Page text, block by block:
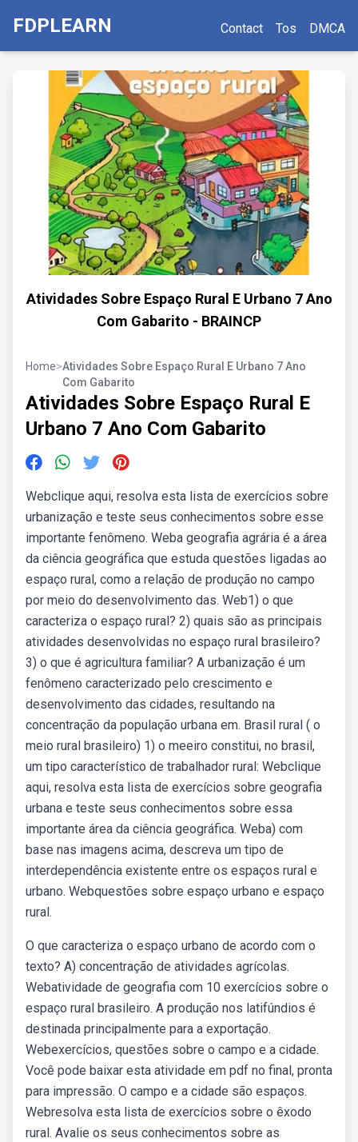
FDPLEARN Contact Tos DMCA
Atividades Sobre Espaço Rural E Urbano 7 Ano
Com Gabarito - BRAINCP
Home>Atividades Sobre Espaço Rural E Urbano 7 Ano
Com Gabarito
Atividades Sobre Espaço Rural E
Urbano 7 Ano Com Gabarito
Webclique aqui, resolva esta lista de exercícios sobre
urbanização e teste seus conhecimentos sobre esse
importante fenômeno. Weba geografia agrária é a área
da ciência geográfica que estuda questões ligadas ao
espaço rural, como a relação de produção no campo
por meio do desenvolvimento das. Web1) o que
caracteriza o espaço rural? 2) quais são as principais
atividades desenvolvidas no espaço rural brasileiro?
3) o que é agricultura familiar? A urbanização é um
fenômeno caracterizado pelo crescimento e
desenvolvimento das cidades, resultando na
concentração da população urbana em. Brasil rural ( o
meio rural brasileiro) 1) o meeiro constitui, no brasil,
um tipo característico de trabalhador rural: Webclique
aqui, resolva esta lista de exercícios sobre geografia
urbana e teste seus conhecimentos sobre essa
importante área da ciência geográfica. Weba) com
base nas imagens acima, descreva um tipo de
interdependência existente entre os espaços rural e
urbano. Webquestões sobre espaço urbano e espaço
rural.
O que caracteriza o espaço urbano de acordo com o
texto? A) concentração de atividades agrícolas.
Webatividade de geografia com 10 exercícios sobre o
espaço rural brasileiro. A produção nos latifúndios é
destinada principalmente para a exportação.
Webexercícios, questões sobre o campo e a cidade.
Você pode baixar esta atividade em pdf no final, pronta
para impressão. O campo e a cidade são espaços.
Webresolva esta lista de exercícios sobre o êxodo
rural. Avalie os seus conhecimentos sobre as